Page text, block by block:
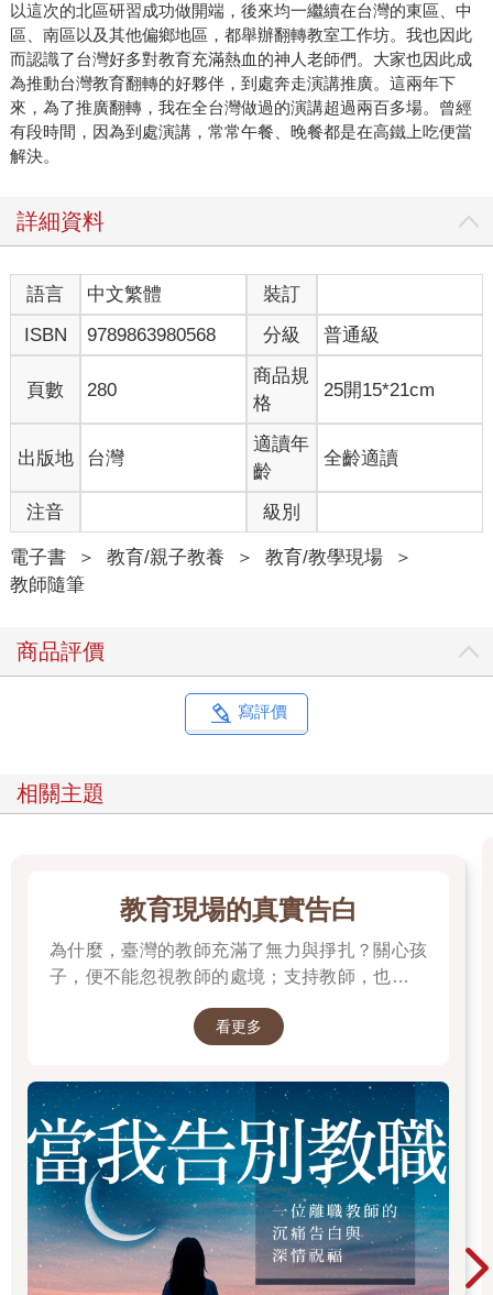
以這次的北區研習成功做開端，後來均一繼續在台灣的東區、中
區、南區以及其他偏鄉地區，都舉辦翻轉教室工作坊。我也因此
而認識了台灣好多對教育充滿熱血的神人老師們。大家也因此成
為推動台灣教育翻轉的好夥伴，到處奔走演講推廣。這兩年下
來，為了推廣翻轉，我在全台灣做過的演講超過兩百多場。曾經
有段時間，因為到處演講，常常午餐、晚餐都是在高鐵上吃便當
解決。
詳細資料
語言 中文繁體
裝訂
ISBN
9789863980568 分級 普通級
頁數 280
商品規
格
25開15*21cm
出版地 台灣
適讀年
齡
全齡適讀
注音 級別
電子書 ＞ 教育/親子教養 ＞ 教育/教學現場
＞
教師隨筆
商品評價
寫評價
相關主題
教育現場的真實告白
為什麼，臺灣的教師充滿了無力與掙扎？關心孩
子，便不能忽視教師的處境；支持教師，也就是
看更多